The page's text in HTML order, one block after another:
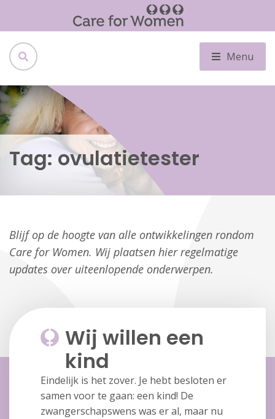
Menu
Tag: ovulatietester
Blijf op de hoogte van alle ontwikkelingen rondom
Care for Women. Wij plaatsen hier regelmatige
updates over uiteenlopende onderwerpen.
Wij willen een
kind
Eindelijk is het zover. Je hebt besloten er
samen voor te gaan: een kind! De
zwangerschapswens was er al, maar nu